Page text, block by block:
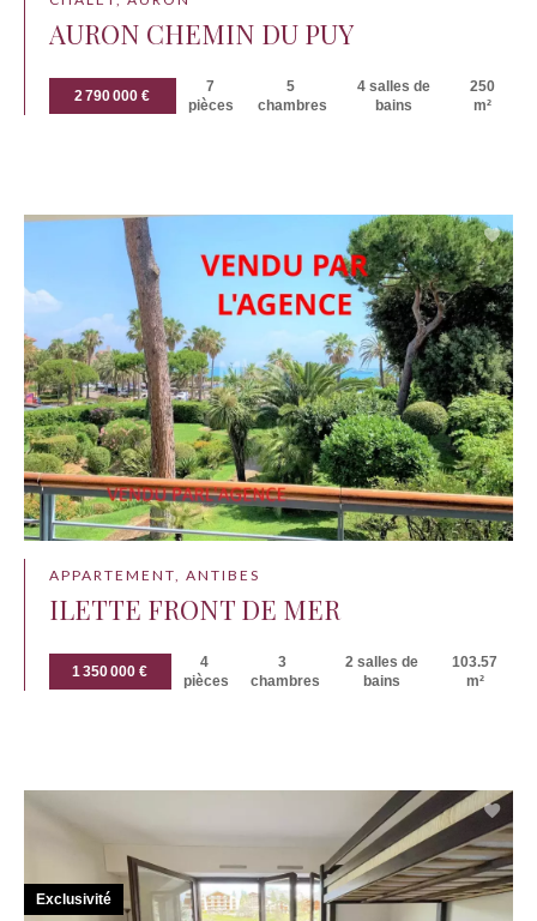
AURON CHEMIN DU PUY
2 790 000 €
7
pièces
5
chambres
4 salles de
bains
250
m²
APPARTEMENT, ANTIBES
ILETTE FRONT DE MER
1 350 000 €
4
pièces
3
chambres
2 salles de
bains
103.57
m²
Exclusivité